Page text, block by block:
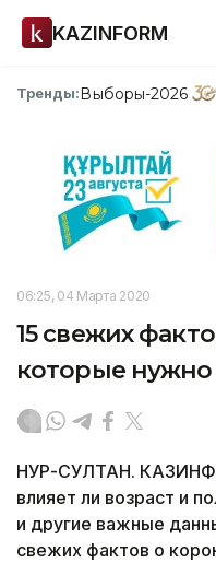
KAZINFORM
Тренды:Выборы-2026
06:25, 04 Марта 2020
15 свежих
которые нужно
НУР-СУЛТАН.
влияет ли возраст и
и другие важные
свежих фактов о